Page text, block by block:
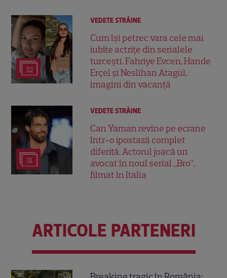
32
VEDETE STRĂINE
Cum își petrec vara cele mai
iubite actrițe din serialele
turcești. Fahriye Evcen, Hande
Erçel și Neslihan Atagül,
imagini din vacanță
31
VEDETE STRĂINE
Can Yaman revine pe ecrane
într-o ipostază complet
diferită. Actorul joacă un
avocat în noul serial „Bro”,
filmat în Italia
ARTICOLE PARTENERI